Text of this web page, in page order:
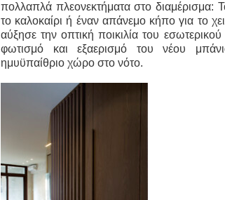
πολλαπλά πλεονεκτήματα στο διαμέρισμα:
το καλοκαίρι ή έναν απάνεμο κήπο για το
αύξησε την οπτική ποικιλία του
φωτισμό και εξαερισμό του νέου
ημυϋπαίθριο χώρο στο νότο.